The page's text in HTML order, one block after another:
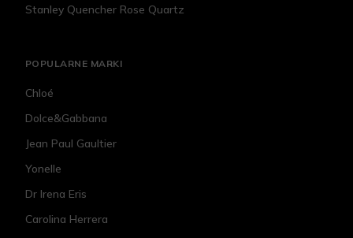
Stanley Quencher Rose Quartz
POPULARNE MARKI
Chloé
Dolce&Gabbana
Jean Paul Gaultier
Yonelle
Dr Irena Eris
Carolina Herrera